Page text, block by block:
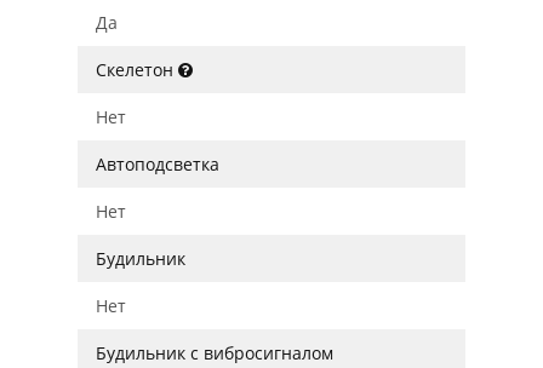
Да
Скелетон
Нет
Автоподсветка
Нет
Будильник
Нет
Будильник с вибросигналом